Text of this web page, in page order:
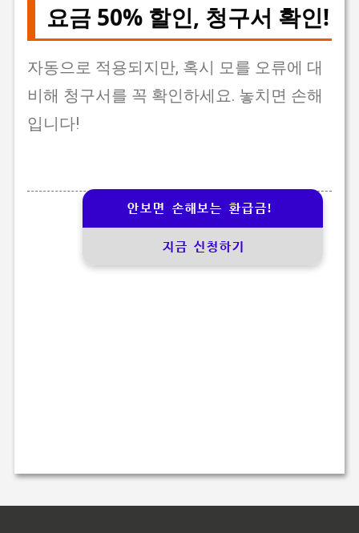
요금 50% 할인, 청구서 확인!
자동으로 적용되지만, 혹시 모를 오류에 대
비해 청구서를 꼭 확인하세요. 놓치면 손해
입니다!
안보면 손해보는 환급금!
지금 신청하기